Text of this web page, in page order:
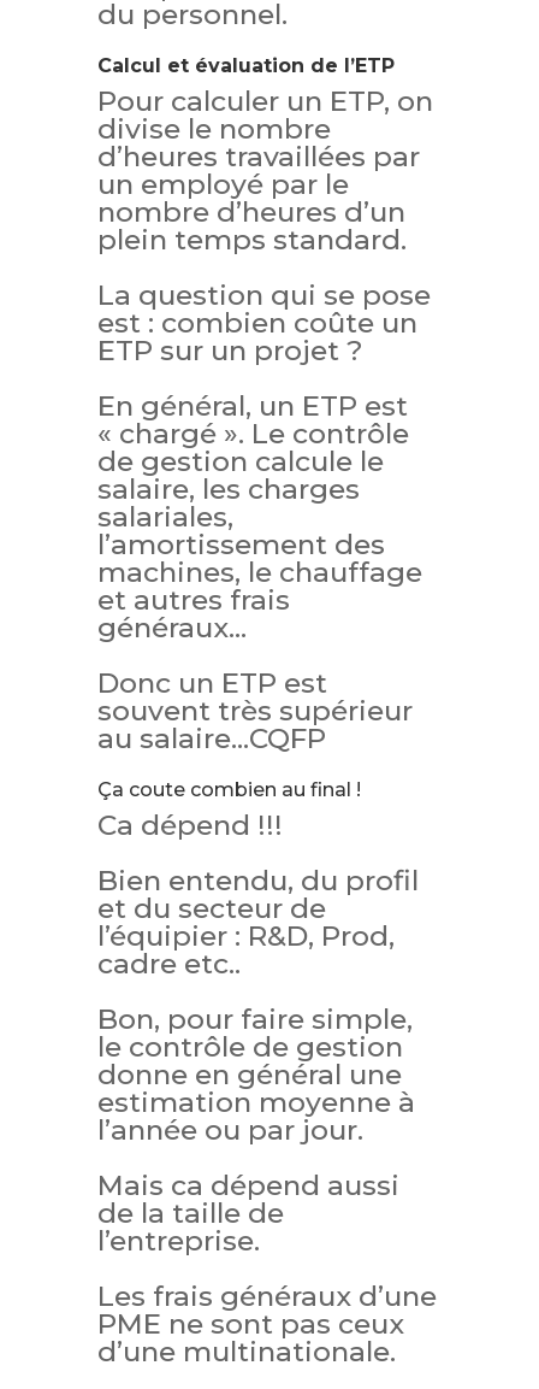
du personnel.
Calcul et évaluation de l’ETP
Pour calculer un ETP, on
divise le nombre
d’heures travaillées par
un employé par le
nombre d’heures d’un
plein temps standard.
La question qui se pose
est : combien coûte un
ETP sur un projet ?
En général, un ETP est
« chargé ». Le contrôle
de gestion calcule le
salaire, les charges
salariales,
l’amortissement des
machines, le chauffage
et autres frais
généraux…
Donc un ETP est
souvent très supérieur
au salaire…CQFP
Ça coute combien au final !
Ca dépend !!!
Bien entendu, du profil
et du secteur de
l’équipier : R&D, Prod,
cadre etc..
Bon, pour faire simple,
le contrôle de gestion
donne en général une
estimation moyenne à
l’année ou par jour.
Mais ca dépend aussi
de la taille de
l’entreprise.
Les frais généraux d’une
PME ne sont pas ceux
d’une multinationale.